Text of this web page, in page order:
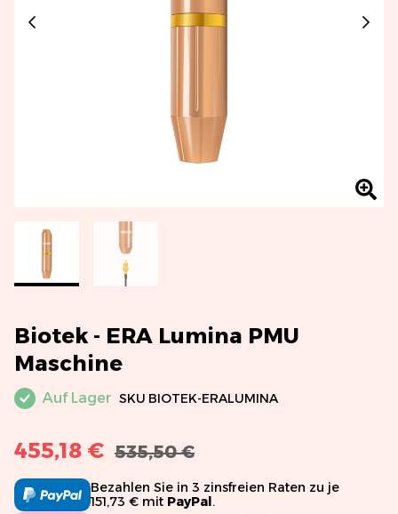
Biotek - ERA Lumina PMU
Maschine
Auf Lager SKU BIOTEK-ERALUMINA
455,18 € 535,50 €
Bezahlen Sie in 3 zinsfreien Raten zu je
151,73 € mit PayPal .